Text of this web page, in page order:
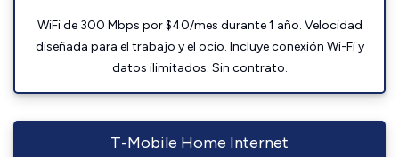
WiFi de 300 Mbps por $40/mes durante 1 año. Velocidad
diseñada para el trabajo y el ocio. Incluye conexión Wi-Fi y
datos ilimitados. Sin contrato.
T-Mobile Home Internet